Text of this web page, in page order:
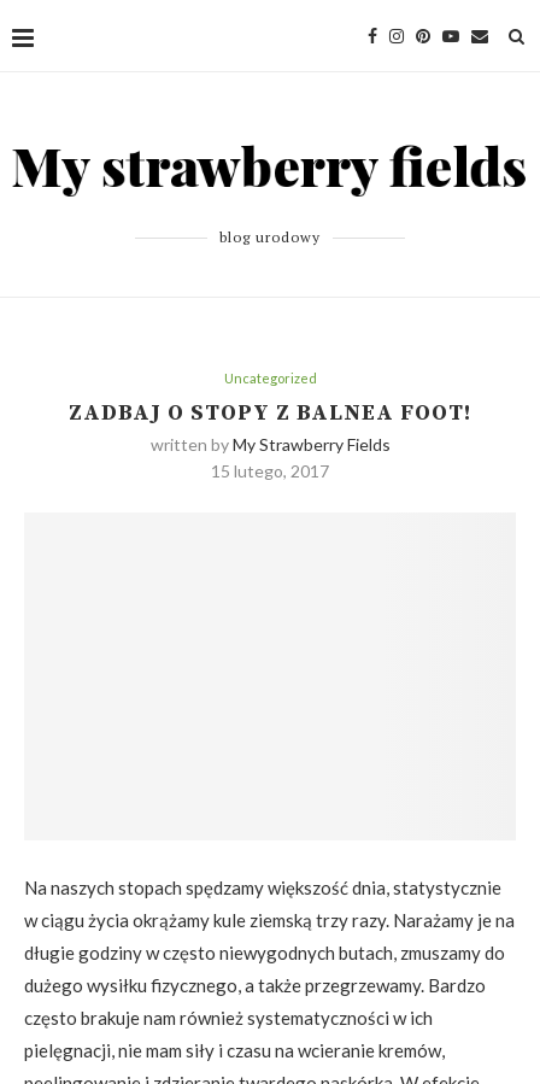
blog urodowy
Uncategorized
ZADBAJ O STOPY Z BALNEA FOOT!
written byMy Strawberry Fields
15 lutego, 2017
Na naszych stopach spędzamy większość dnia, statystycznie
w ciągu życia okrążamy kule ziemską trzy razy. Narażamy je na
długie godziny w często niewygodnych butach, zmuszamy do
dużego wysiłku fizycznego, a także przegrzewamy. Bardzo
często brakuje nam również systematyczności w ich
pielęgnacji, nie mam siły i czasu na wcieranie kremów,